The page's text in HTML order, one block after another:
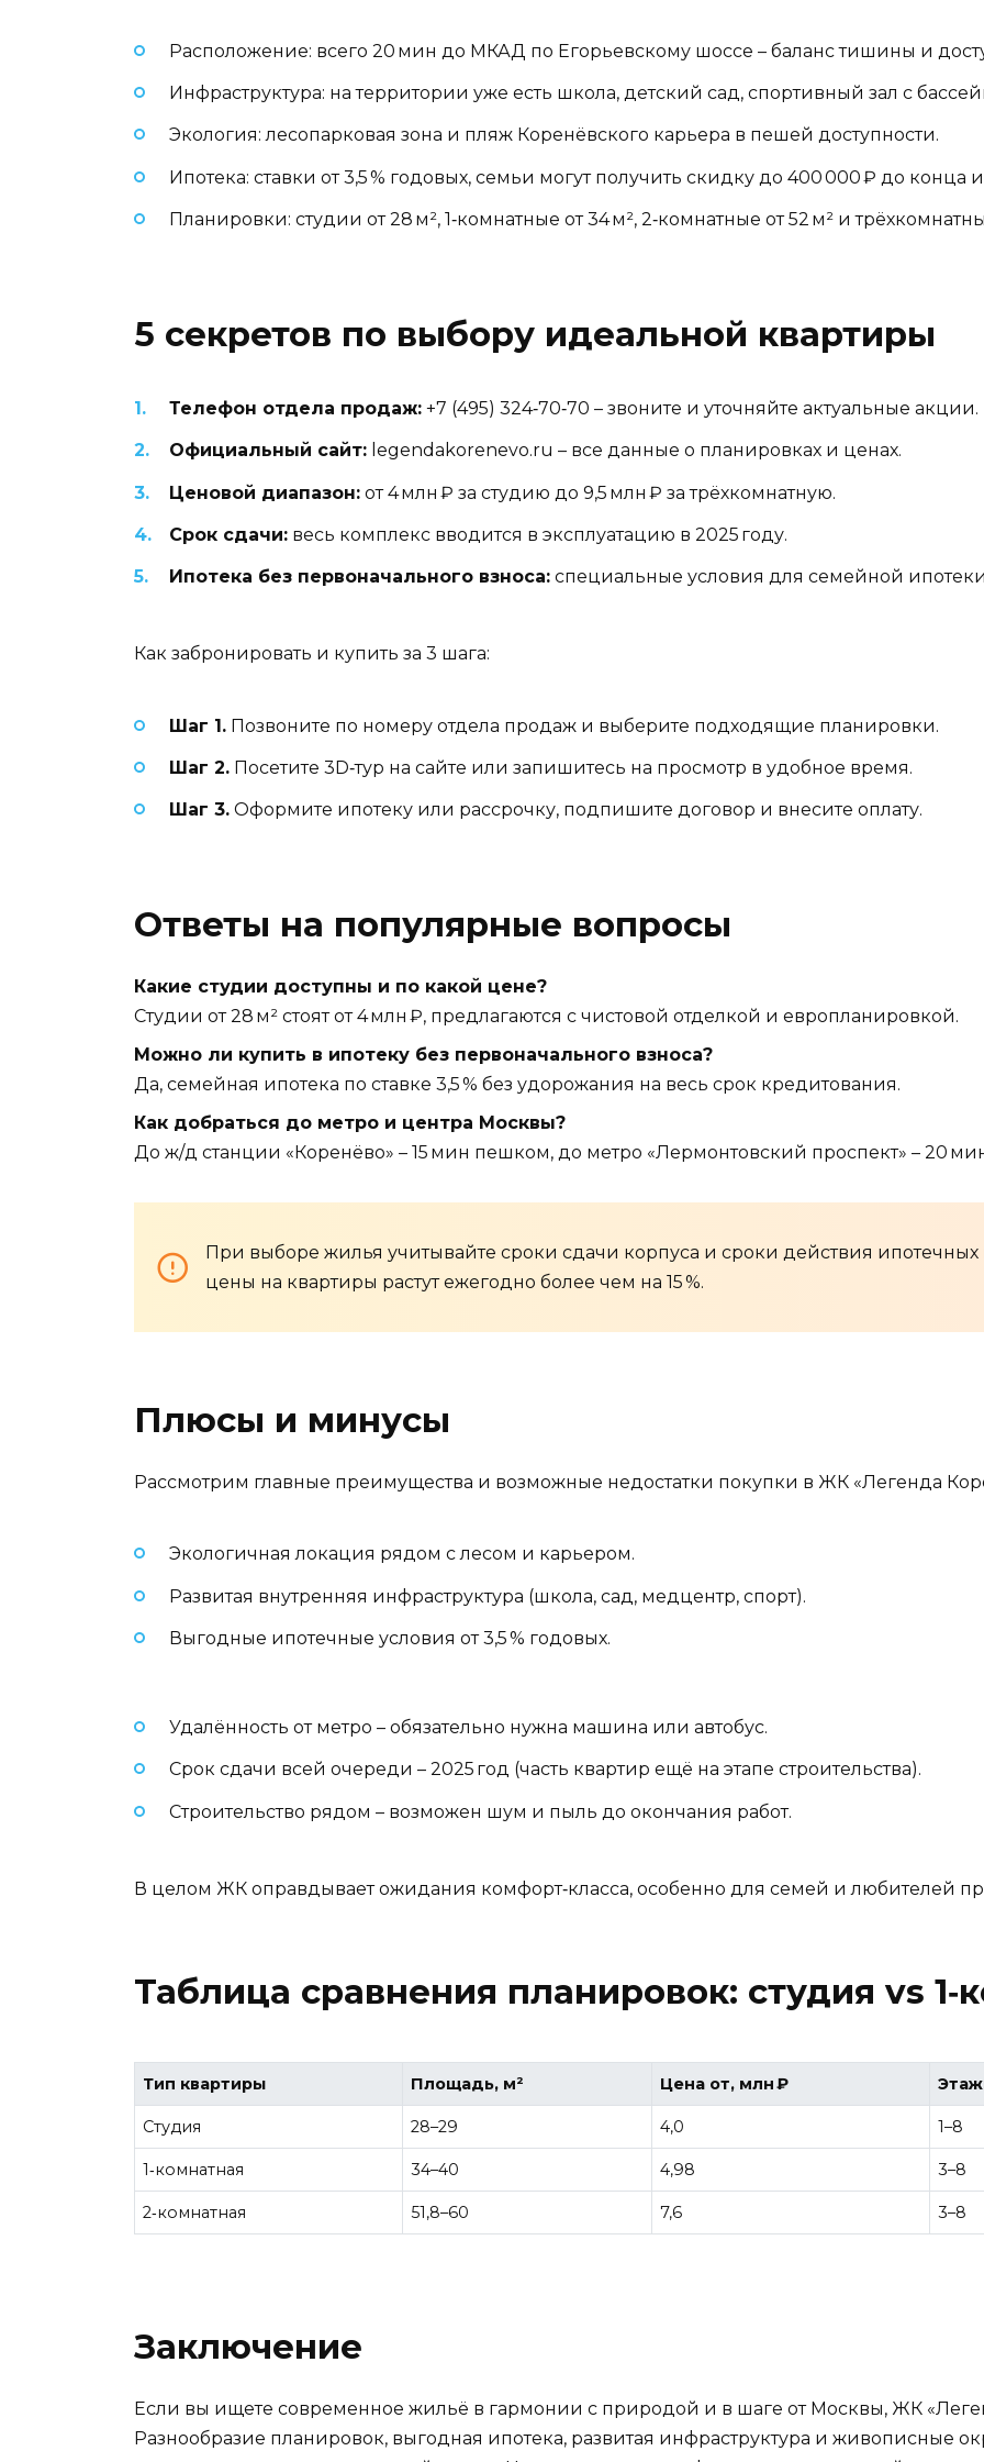
Расположение: всего 20 мин до МКАД по Егорьевскому шоссе – баланс тишины и
Инфраструктура: на территории уже есть школа, детский сад, спортивный зал с
Экология: лесопарковая зона и пляж Коренёвского карьера в пешей доступности.
Ипотека: ставки от 3,5 % годовых, семьи могут получить скидку до 400 000 ₽ до конца
Планировки: студии от 28 м², 1‑комнатные от 34 м², 2‑комнатные от 52 м² и
5 секретов по выбору идеальной квартиры
Телефон отдела продаж: +7 (495) 324‑70‑70 – звоните и уточняйте актуальные акции.
Официальный сайт: legendakorenevo.ru – все данные о планировках и ценах.
Ценовой диапазон: от 4 млн ₽ за студию до 9,5 млн ₽ за трёхкомнатную.
Срок сдачи: весь комплекс вводится в эксплуатацию в 2025 году.
Ипотека без первоначального взноса: специальные условия для семейной
Как забронировать и купить за 3 шага:
Шаг 1. Позвоните по номеру отдела продаж и выберите подходящие планировки.
Шаг 2. Посетите 3D‑тур на сайте или запишитесь на просмотр в удобное время.
Шаг 3. Оформите ипотеку или рассрочку, подпишите договор и внесите оплату.
Ответы на популярные вопросы
Какие студии доступны и по какой цене?
Студии от 28 м² стоят от 4 млн ₽, предлагаются с чистовой отделкой и европланировкой.
Можно ли купить в ипотеку без первоначального взноса?
Да, семейная ипотека по ставке 3,5 % без удорожания на весь срок кредитования.
Как добраться до метро и центра Москвы?
До ж/д станции «Коренёво» – 15 мин пешком, до метро «Лермонтовский проспект» – 20
При выборе жилья учитывайте сроки сдачи корпуса и сроки действия
цены на квартиры растут ежегодно более чем на 15 %.
Плюсы и минусы
Рассмотрим главные преимущества и возможные недостатки покупки в ЖК «Легенда
Экологичная локация рядом с лесом и карьером.
Развитая внутренняя инфраструктура (школа, сад, медцентр, спорт).
Выгодные ипотечные условия от 3,5 % годовых.
Удалённость от метро – обязательно нужна машина или автобус.
Срок сдачи всей очереди – 2025 год (часть квартир ещё на этапе строительства).
Строительство рядом – возможен шум и пыль до окончания работ.
В целом ЖК оправдывает ожидания комфорт‑класса, особенно для семей и любителей
Таблица сравнения планировок: студия vs
Тип квартиры Площадь, м² Цена от, млн ₽
Студия 28–29 4,0 1–8
1‑комнатная 34–40 4,98 3–8
2‑комнатная 51,8–60 7,6 3–8
Заключение
Если вы ищете современное жильё в гармонии с природой и в шаге от Москвы, ЖК
Разнообразие планировок, выгодная ипотека, развитая инфраструктура и живописные